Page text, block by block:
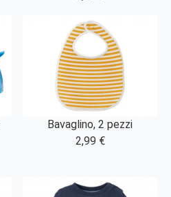
Bavaglino, 2 pezzi
2,99 €